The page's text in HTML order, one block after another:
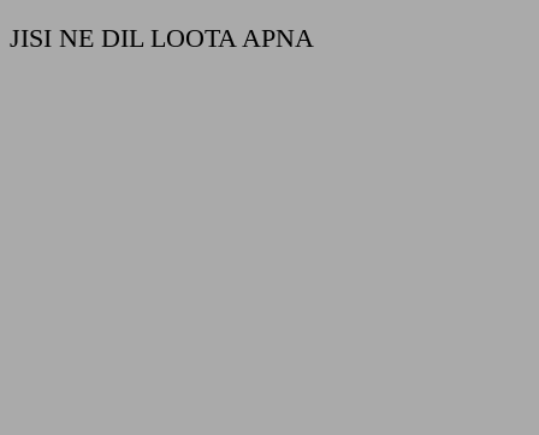
JISI NE DIL LOOTA APNA